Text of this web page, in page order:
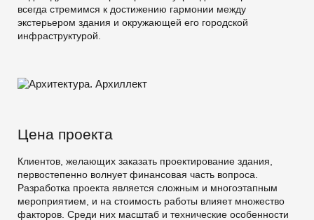
всегда стремимся к достижению гармонии между
экстерьером здания и окружающей его городской
инфраструктурой.
Цена проекта
Клиентов, желающих заказать проектирование здания,
первостепенно волнует финансовая часть вопроса.
Разработка проекта является сложным и многоэтапным
мероприятием, и на стоимость работы влияет множество
факторов. Среди них масштаб и технические особенности